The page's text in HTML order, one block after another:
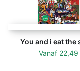
auteur van Over
team hebben het
fermenteren van
maar ook
You and i eat the
Vanaf 22,49